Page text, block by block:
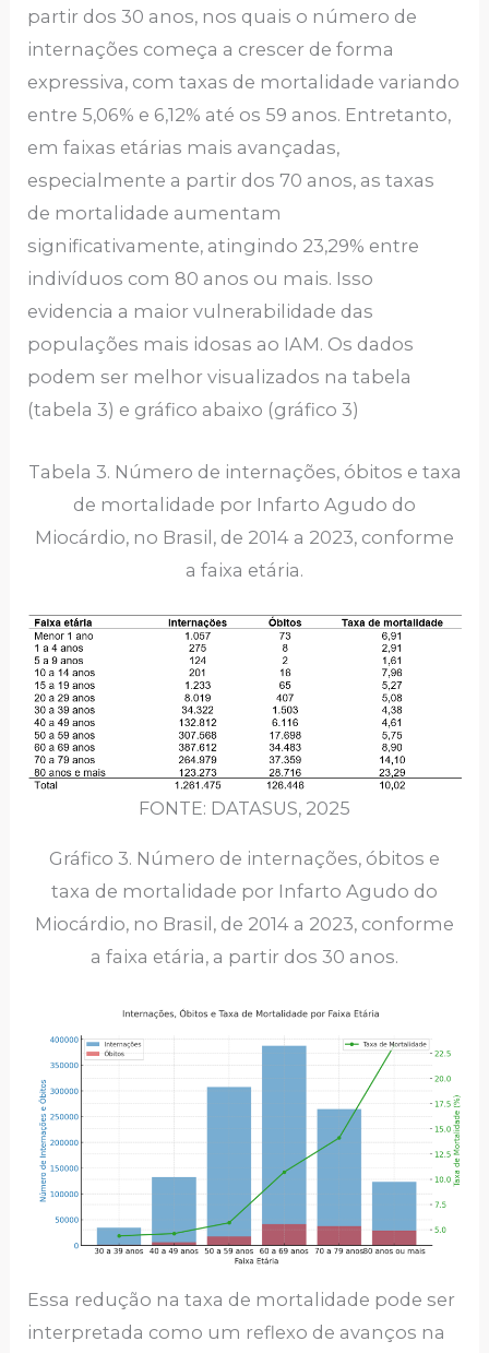
partir dos 30 anos, nos quais o número de
internações começa a crescer de forma
expressiva, com taxas de mortalidade variando
entre 5,06% e 6,12% até os 59 anos. Entretanto,
em faixas etárias mais avançadas,
especialmente a partir dos 70 anos, as taxas
de mortalidade aumentam
significativamente, atingindo 23,29% entre
indivíduos com 80 anos ou mais. Isso
evidencia a maior vulnerabilidade das
populações mais idosas ao IAM. Os dados
podem ser melhor visualizados na tabela
(tabela 3) e gráfico abaixo (gráfico 3)
Tabela 3. Número de internações, óbitos e taxa
de mortalidade por Infarto Agudo do
Miocárdio, no Brasil, de 2014 a 2023, conforme
a faixa etária.
FONTE: DATASUS, 2025
Gráfico 3. Número de internações, óbitos e
taxa de mortalidade por Infarto Agudo do
Miocárdio, no Brasil, de 2014 a 2023, conforme
a faixa etária, a partir dos 30 anos.
Essa redução na taxa de mortalidade pode ser
interpretada como um reflexo de avanços na